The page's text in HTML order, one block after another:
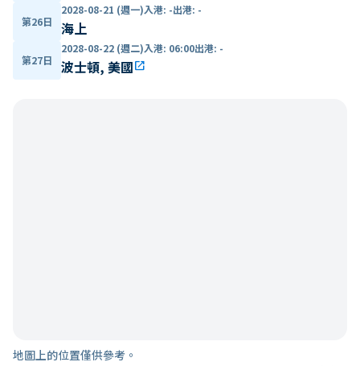
第26日
2028-08-21 (週一)入港: -出港: -
海上
第27日
2028-08-22 (週二)入港: 06:00出港: -
波士頓, 美國open_in_new
地圖上的位置僅供參考。